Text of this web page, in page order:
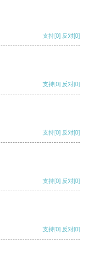
支持[0] 反对[0]
支持[0] 反对[0]
支持[0] 反对[0]
支持[0] 反对[0]
支持[0] 反对[0]